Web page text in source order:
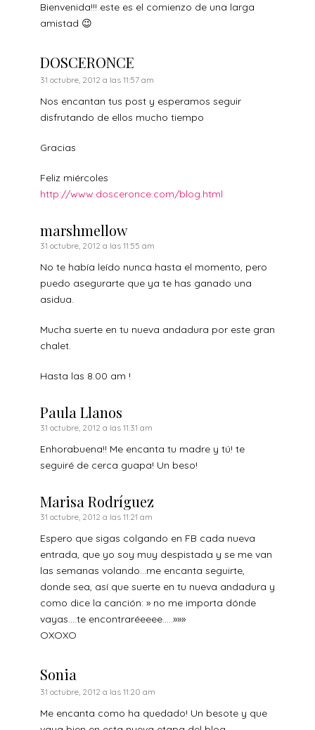
Bienvenida!!! este es el comienzo de una larga
amistad 😉
DOSCERONCE
31 octubre, 2012 a las 11:57 am
Nos encantan tus post y esperamos seguir
disfrutando de ellos mucho tiempo
Gracias
Feliz miércoles
http://www.dosceronce.com/blog.html
marshmellow
31 octubre, 2012 a las 11:55 am
No te había leído nunca hasta el momento, pero
puedo asegurarte que ya te has ganado una
asidua.
Mucha suerte en tu nueva andadura por este gran
chalet.
Hasta las 8.00 am !
Paula Llanos
31 octubre, 2012 a las 11:31 am
Enhorabuena!! Me encanta tu madre y tú! te
seguiré de cerca guapa! Un beso!
Marisa Rodríguez
31 octubre, 2012 a las 11:21 am
Espero que sigas colgando en FB cada nueva
entrada, que yo soy muy despistada y se me van
las semanas volando…me encanta seguirte,
donde sea, así que suerte en tu nueva andadura y
como dice la canción: » no me importa dónde
vayas….te encontraréeeee…..»»»
OXOXO
Sonia
31 octubre, 2012 a las 11:20 am
Me encanta como ha quedado! Un besote y que